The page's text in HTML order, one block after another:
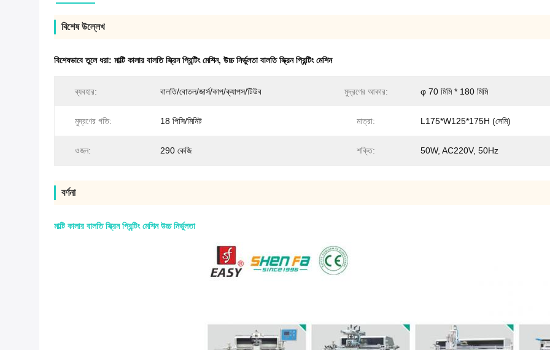
বিশেষ উল্লেখ
বিশেষভাবে তুলে ধরা: মাল্টি কালার বালতি স্ক্রিন প্রিন্টিং মেশিন, উচ্চ নির্ভুলতা বালতি স্ক্রিন প্রিন্টিং মেশিন
ব্যবহার: বালতি/বোতল/জার্স/কাপ/ক্যাপস/টিউব মুদ্রণের আকার: φ 70 মিমি * 180 মিমি
মুদ্রণের গতি: 18 পিসি/মিনিট মাত্রা: L175*W125*175H (সেমি)
ওজন: 290 কেজি শক্তি: 50W, AC220V, 50Hz
বর্ণনা
মাল্টি কালার বালতি স্ক্রিন প্রিন্টিং মেশিন উচ্চ নির্ভুলতা